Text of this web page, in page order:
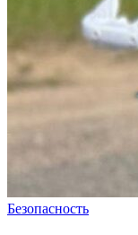
Безопасность